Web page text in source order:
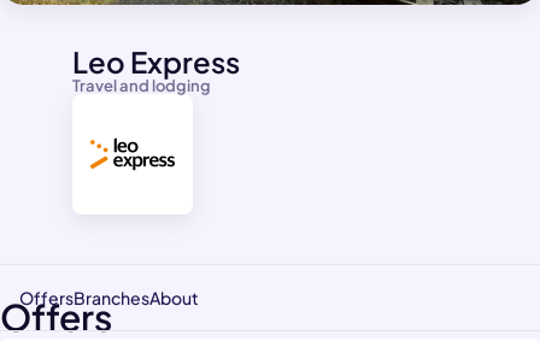
Travel and lodging
Leo Express
OffersBranchesAbout
Offers